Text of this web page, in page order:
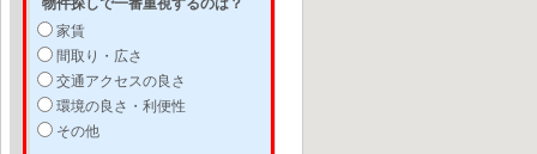
物件探しで一番重視するのは？
家賃
間取り・広さ
交通アクセスの良さ
環境の良さ・利便性
その他